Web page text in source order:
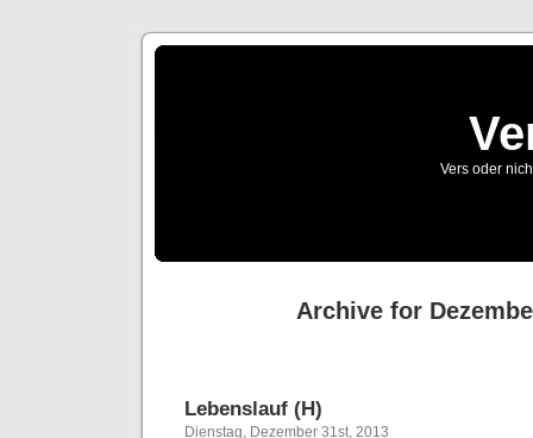
Vers oder
Archive for
Lebenslauf (H)
Dienstag, Dezember 31st, 2013